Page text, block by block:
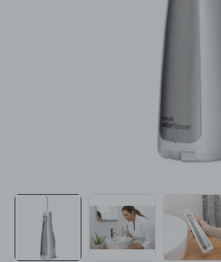
Kućanski aparati
Specijalne kategorije